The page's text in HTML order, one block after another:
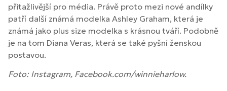
přitažlivější pro média. Právě proto mezi nové andílky
patří další známá modelka Ashley Graham, která je
známá jako plus size modelka s krásnou tváří. Podobně
je na tom Diana Veras, která se také pyšní ženskou
postavou.
Foto: Instagram, Facebook.com/winnieharlow.